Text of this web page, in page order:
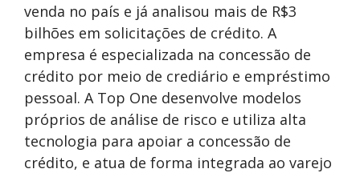
venda no país e já analisou mais de R$3
bilhões em solicitações de crédito. A
empresa é especializada na concessão de
crédito por meio de crediário e empréstimo
pessoal. A Top One desenvolve modelos
próprios de análise de risco e utiliza alta
tecnologia para apoiar a concessão de
crédito, e atua de forma integrada ao varejo